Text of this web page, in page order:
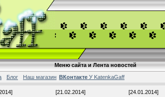
Меню сайта и Лента новостей
Блог Наш магазин ВКонтакте У KatenkaGaff
[21.02.2014]
[24.01.2014]